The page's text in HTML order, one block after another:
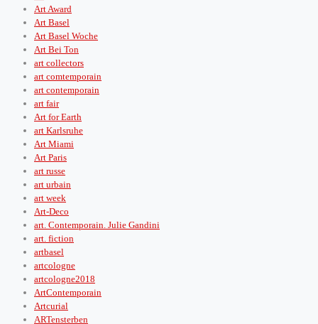
Art Award
Art Basel
Art Basel Woche
Art Bei Ton
art collectors
art comtemporain
art contemporain
art fair
Art for Earth
art Karlsruhe
Art Miami
Art Paris
art russe
art urbain
art week
Art-Deco
art. Contemporain. Julie Gandini
art. fiction
artbasel
artcologne
artcologne2018
ArtContemporain
Artcurial
ARTensterben